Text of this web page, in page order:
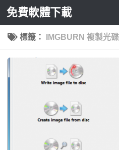
Skip to content
免費軟體下載
標籤： IMGBURN 複製光碟